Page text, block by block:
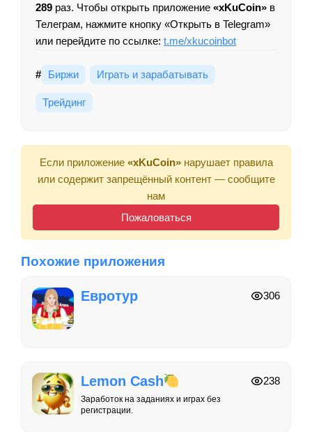
289 раз. Чтобы открыть приложение «xKuCoin» в
Телеграм, нажмите кнопку «Открыть в Telegram»
или перейдите по ссылке: t.me/xkucoinbot
# Биржи Играть и зарабатывать
Трейдинг
Если приложение «xKuCoin»нарушает правила
или содержит запрещённый контент — сообщите
нам
Пожаловаться
Похожие приложения
Евротур 306
Lemon Cash
Заработок на заданиях и играх без
регистрации.
238